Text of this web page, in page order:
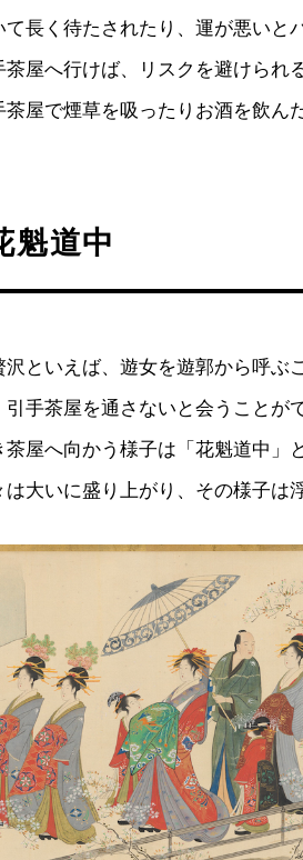
長く待たされたり、運が悪いと
茶屋へ行けば、リスクを避けられ
屋で煙草を吸ったりお酒を飲ん
魁道中
といえば、遊女を遊郭から呼ぶ
手茶屋を通さないと会うことが
屋へ向かう様子は「花魁道中」
大いに盛り上がり、その様子は